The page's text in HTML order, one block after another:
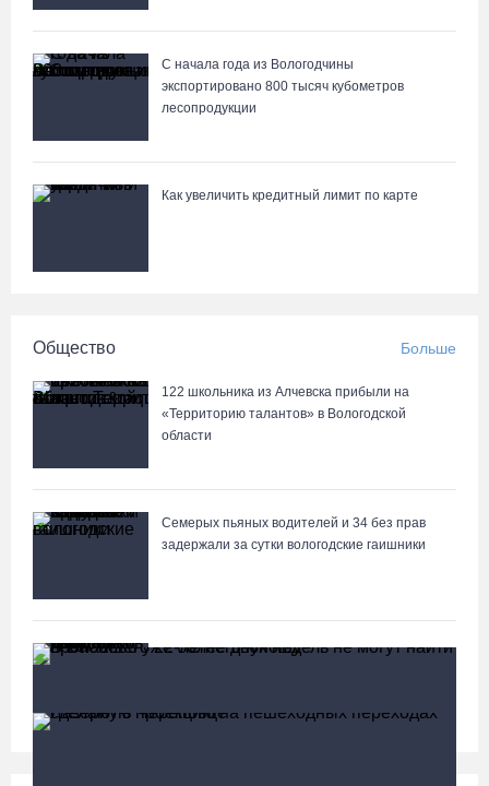
С начала года из Вологодчины
экспортировано 800 тысяч кубометров
лесопродукции
Как увеличить кредитный лимит по карте
Общество Больше
122 школьника из Алчевска прибыли на
«Территорию талантов» в Вологодской
области
Семерых пьяных водителей и 34 без прав
задержали за сутки вологодские гаишники
В Тотемском округе построили три дома для